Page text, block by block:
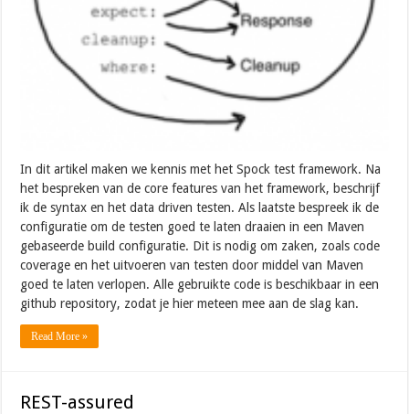
In dit artikel maken we kennis met het Spock test framework. Na
het bespreken van de core features van het framework, beschrijf
ik de syntax en het data driven testen. Als laatste bespreek ik de
configuratie om de testen goed te laten draaien in een Maven
gebaseerde build configuratie. Dit is nodig om zaken, zoals code
coverage en het uitvoeren van testen door middel van Maven
goed te laten verlopen. Alle gebruikte code is beschikbaar in een
github repository, zodat je hier meteen mee aan de slag kan.
Read More »
REST-assured